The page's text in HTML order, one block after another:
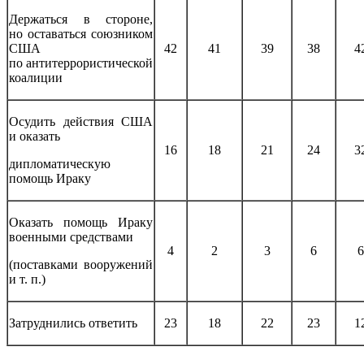
Держаться в стороне,
но оставаться союзником
США
по антитеррористической
коалиции
42 41 39 38
Осудить действия США
и оказать
дипломатическую
помощь Ираку
16 18 21 24
Оказать помощь Ираку
военными средствами
(поставками вооружений
и т. п.)
4 2 3 6 6
Затруднились ответить 23 18 22 23